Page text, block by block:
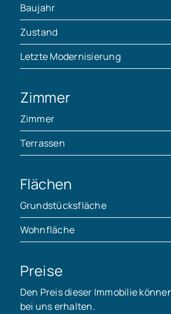
Baujahr
Zustand
Letzte Modernisierung
Zimmer
Zimmer
Terrassen
Flächen
Grundstücksfläche
Wohnfläche
Preise
Den Preis dieser Immobilie
bei uns erhalten.